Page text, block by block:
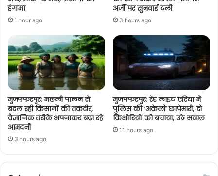
हंगामा
1 hour ago
अर्जी पर सुनवाई टली
3 hours ago
मुजफ्फरपुर: मछली पालन से
बदल रही किसानों की तकदीर,
वैज्ञानिक तरीके अपनाकर बढ़ा रहे
आमदनी
3 hours ago
मुजफ्फरपुर: रेड लाइट एरिया में
पुलिस की ‘अकेली’ छापेमारी, दो
किशोरियों को बचाया, उठे सवाल
11 hours ago